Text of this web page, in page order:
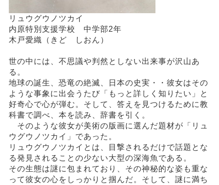
リュウグウノツカイ
内原特別支援学校 中学部2年
木戸愛織（きど しおん）
世の中には、不思議や判然としない出来事が沢山あ
る。
地球の誕生、恐竜の絶滅、日本の史実・・彼女はその
ような事象に出会うたび「もっと詳しく知りたい」と
好奇心で心が弾む。そして、答えを見つけるために教
科書で調べ、本を読み、辞書を引く。
そのような彼女が美術の版画に選んだ題材が「リュ
ウグウノツカイ」であった。
リュウグウノツカイとは、目撃されるだけで話題とな
る発見されることの少ない大型の深海魚である。
その生態は謎に包まれており、その神秘的な姿も重な
って彼女の心をしっかりと掴んだ。そして、謎に満ち